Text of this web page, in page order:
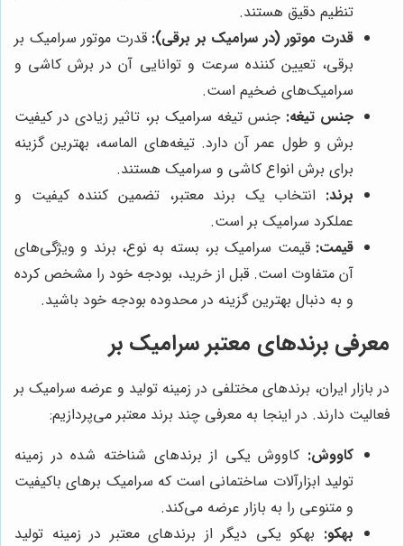
تنظیم دقیق هستند.
قدرت موتور (در سرامیک بر برقی): قدرت موتور سرامیک بر
برقی، تعیین کننده سرعت و توانایی آن در برش کاشی و
سرامیک‌های ضخیم است.
جنس تیغه: جنس تیغه سرامیک بر، تاثیر زیادی در کیفیت
برش و طول عمر آن دارد. تیغه‌های الماسه، بهترین گزینه
برای برش انواع کاشی و سرامیک هستند.
برند: انتخاب یک برند معتبر، تضمین کننده کیفیت و
عملکرد سرامیک بر است.
قیمت: قیمت سرامیک بر، بسته به نوع، برند و ویژگی‌های
آن متفاوت است. قبل از خرید، بودجه خود را مشخص کرده
و به دنبال بهترین گزینه در محدوده بودجه خود باشید.
معرفی برندهای معتبر سرامیک بر
در بازار ایران، برندهای مختلفی در زمینه تولید و عرضه سرامیک بر
فعالیت دارند. در اینجا به معرفی چند برند معتبر می‌پردازیم:
کاووش: کاووش یکی از برندهای شناخته شده در زمینه
تولید ابزارآلات ساختمانی است که سرامیک برهای باکیفیت
و متنوعی را به بازار عرضه می‌کند.
بهکو: بهکو یکی دیگر از برندهای معتبر در زمینه تولید